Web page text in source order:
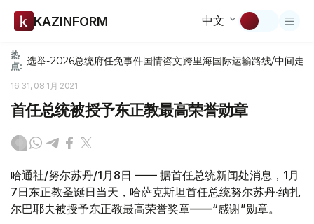
KAZINFORM 中文
热
点: 选举-2026总统府任免事件国情咨文跨里海国际运输路线/中间走廊
16:31, 08 1月 2021
首任总统被授予东正教最高荣誉勋章
哈通社/努尔苏丹/1月8日 —— 据首任总统新闻处消息，1月
7日东正教圣诞日当天，哈萨克斯坦首任总统努尔苏丹·纳扎
尔巴耶夫被授予东正教最高荣誉奖章——“感谢”勋章。